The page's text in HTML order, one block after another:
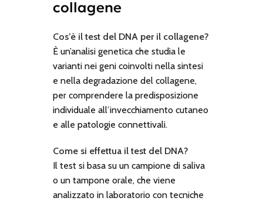
collagene
Cos’è il test del DNA per il collagene?
È un’analisi genetica che studia le
varianti nei geni coinvolti nella sintesi
e nella degradazione del collagene,
per comprendere la predisposizione
individuale all’invecchiamento cutaneo
e alle patologie connettivali.
Come si effettua il test del DNA?
Il test si basa su un campione di saliva
o un tampone orale, che viene
analizzato in laboratorio con tecniche